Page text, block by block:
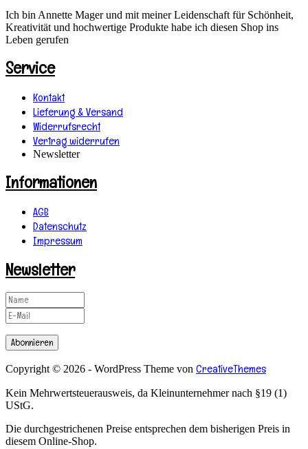
Ich bin Annette Mager und mit meiner Leidenschaft für Schönheit,
Kreativität und hochwertige Produkte habe ich diesen Shop ins
Leben gerufen
Service
Kontakt
Lieferung & Versand
Widerrufsrecht
Vertrag widerrufen
Newsletter
Informationen
AGB
Datenschutz
Impressum
Newsletter
Abonnieren
Copyright © 2026 - WordPress Theme von CreativeThemes
Kein Mehrwertsteuerausweis, da Kleinunternehmer nach §19 (1)
UStG.
Die durchgestrichenen Preise entsprechen dem bisherigen Preis in
diesem Online-Shop.